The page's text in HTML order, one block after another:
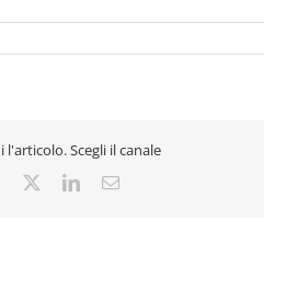
l'articolo. Scegli il canale
Facebook LinkedInEmail